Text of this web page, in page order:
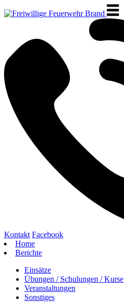
Kontakt Facebook
Home
Berichte
Einsätze
Übungen / Schulungen / Kurse
Veranstaltungen
Sonstiges